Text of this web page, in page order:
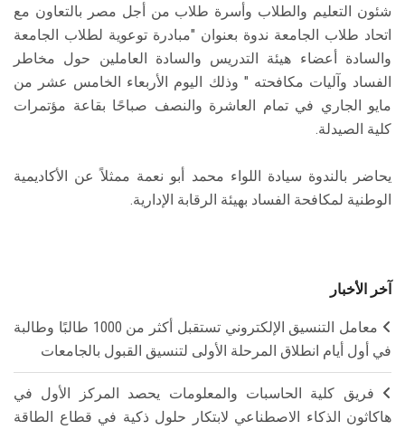
شئون التعليم والطلاب وأسرة طلاب من أجل مصر بالتعاون مع
اتحاد طلاب الجامعة ندوة بعنوان "مبادرة توعوية لطلاب الجامعة
والسادة أعضاء هيئة التدريس والسادة العاملين حول مخاطر
الفساد وآليات مكافحته " وذلك اليوم الأربعاء الخامس عشر من
مايو الجاري في تمام العاشرة والنصف صباحًا بقاعة مؤتمرات
كلية الصيدلة.
يحاضر بالندوة سيادة اللواء محمد أبو نعمة ممثلاً عن الأكاديمية
الوطنية لمكافحة الفساد بهيئة الرقابة الإدارية.
آخر الأخبار
معامل التنسيق الإلكتروني تستقبل أكثر من 1000 طالبًا وطالبة
في أول أيام انطلاق المرحلة الأولى لتنسيق القبول بالجامعات
فريق كلية الحاسبات والمعلومات يحصد المركز الأول في
هاكاثون الذكاء الاصطناعي لابتكار حلول ذكية في قطاع الطاقة